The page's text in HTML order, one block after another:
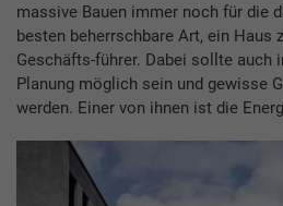
massive Bauen immer noch für die
besten beherrschbare Art, ein Haus
Geschäfts-führer. Dabei sollte auch
Planung möglich sein und gewisse
werden. Einer von ihnen ist die